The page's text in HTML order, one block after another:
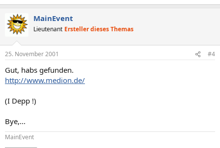
MainEvent
Lieutenant Ersteller dieses Themas
25. November 2001 #4
Gut, habs gefunden.
http://www.medion.de/
(I Depp !)
Bye,...
MainEvent